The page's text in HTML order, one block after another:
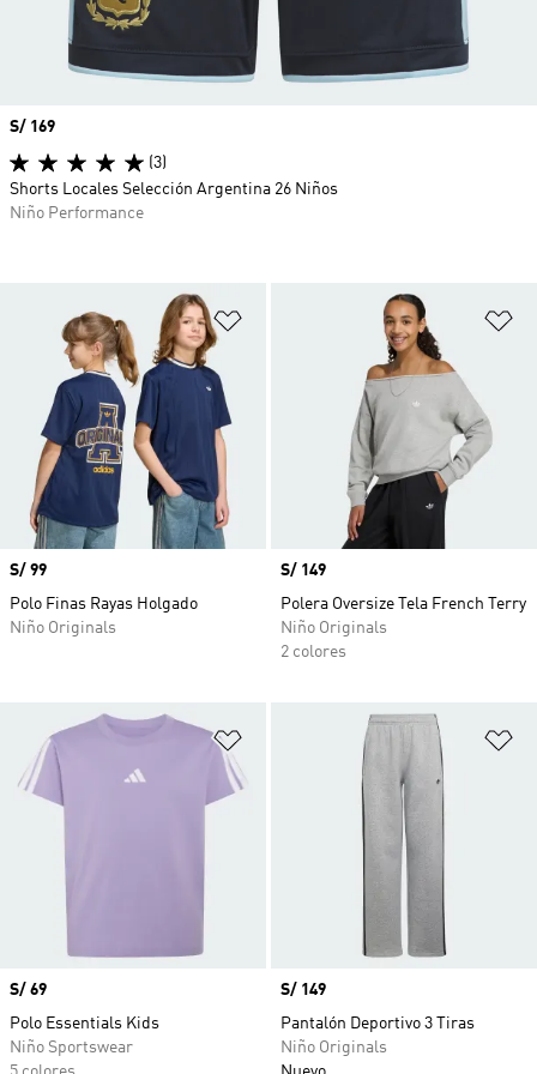
Añadir a la lista de deseos
Precio
S/ 99
Polo Finas Rayas Holgado
Niño Originals
Precio
S/ 149
Polera Oversize Tela French Terry
Niño Originals
2 colores
Añadir a la lista de deseos
Precio
S/ 69
Polo Essentials Kids
Niño Sportswear
Precio
S/ 149
Pantalón Deportivo 3 Tiras
Niño Originals
Precio
S/ 169
(3)
Shorts Locales Selección Argentina 26 Niños
Niño Performance